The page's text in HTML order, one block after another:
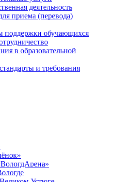
деятельность
приема (перевода)
поддержки обучающихся
в образовательной
и требования